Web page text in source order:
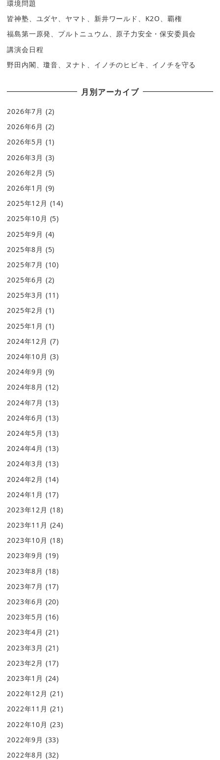
環境問題
皆神塾、ユダヤ、ヤマト、新井ワールド、K2O、覇権
福島第一原発、プルトニュウム、原子力安全・保安委員会
講演会日程
野田内閣、瓊音、ヌナト、イノチのヒビキ、イノチを守る
月別アーカイブ
2026年7月 (2)
2026年6月 (2)
2026年5月 (1)
2026年3月 (3)
2026年2月 (5)
2026年1月 (9)
2025年12月 (14)
2025年10月 (5)
2025年9月 (4)
2025年8月 (5)
2025年7月 (10)
2025年6月 (2)
2025年3月 (11)
2025年2月 (1)
2025年1月 (1)
2024年12月 (7)
2024年10月 (3)
2024年9月 (9)
2024年8月 (12)
2024年7月 (13)
2024年6月 (13)
2024年5月 (13)
2024年4月 (13)
2024年3月 (13)
2024年2月 (14)
2024年1月 (17)
2023年12月 (18)
2023年11月 (24)
2023年10月 (18)
2023年9月 (19)
2023年8月 (18)
2023年7月 (17)
2023年6月 (20)
2023年5月 (16)
2023年4月 (21)
2023年3月 (21)
2023年2月 (17)
2023年1月 (24)
2022年12月 (21)
2022年11月 (21)
2022年10月 (23)
2022年9月 (33)
2022年8月 (32)